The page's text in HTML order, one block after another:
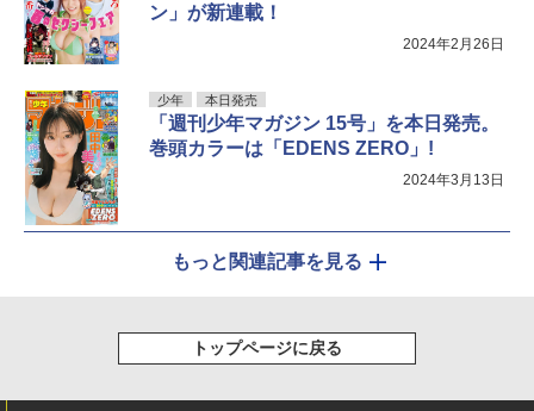
ン」が新連載！
2024年2月26日
少年 本日発売
「週刊少年マガジン 15号」を本日発売。
巻頭カラーは「EDENS ZERO」!
2024年3月13日
もっと関連記事を見る
トップページに戻る